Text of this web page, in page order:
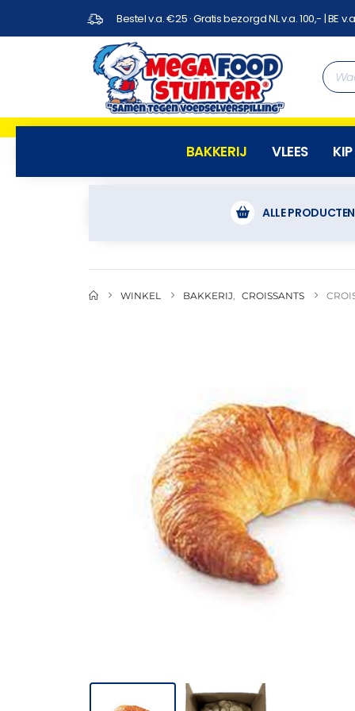
Bestel v.a. €25 · Gratis bezorgd NL v.a. 100,- | BE
BAKKERIJ VLEES KIP
ALLE PRODUCTEN
WINKEL BAKKERIJ CROISSANTS